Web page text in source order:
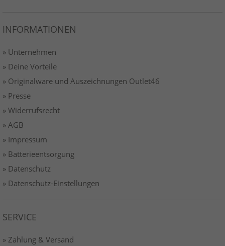
INFORMATIONEN
» Unternehmen
» Deine Vorteile
» Originalware und Auszeichnungen Outlet46
» Presse
» Widerrufsrecht
» AGB
» Impressum
» Batterieentsorgung
» Datenschutz
» Datenschutz-Einstellungen
SERVICE
» Zahlung & Versand